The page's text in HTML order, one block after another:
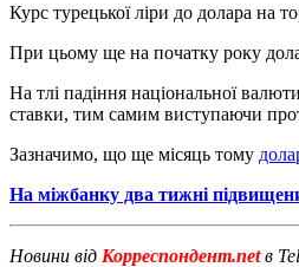
Курс турецької ліри до долара на
При цьому ще на початку року
На тлі падіння національної
ставки, тим самим виступаючи
Зазначимо, що ще місяць тому
На міжбанку два тижні
Новини від Корреспондент.netв